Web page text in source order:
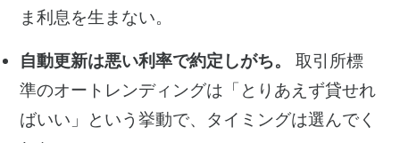
ま利息を生まない。
自動更新は悪い利率で約定しがち。
取引所標
準のオートレンディングは「とりあえず貸せれ
ばいい」という挙動で、タイミングは選んでく